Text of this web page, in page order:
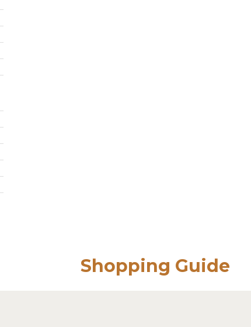
Shopping Guide